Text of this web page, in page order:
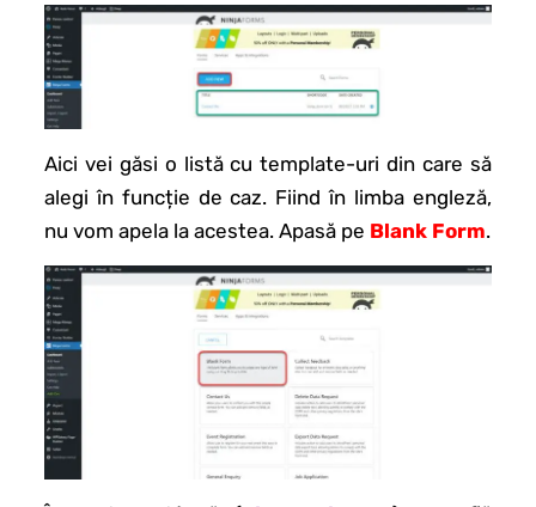
Aici vei găsi o listă cu template-uri din care să
alegi în funcție de caz. Fiind în limba engleză,
nu vom apela la acestea. Apasă pe Blank Form.